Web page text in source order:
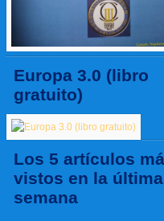
Europa 3.0 (libro
gratuito)
Los 5 artículos
vistos en la última
semana